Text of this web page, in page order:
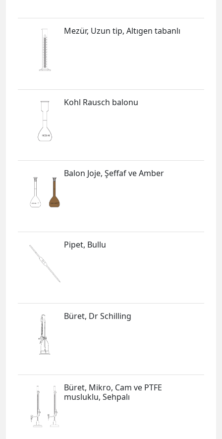
Mezür, Uzun tip, Altıgen tabanlı
Kohl Rausch balonu
Balon Joje, Şeffaf ve Amber
Pipet, Bullu
Büret, Dr Schilling
Büret, Mikro, Cam ve PTFE
musluklu, Sehpalı